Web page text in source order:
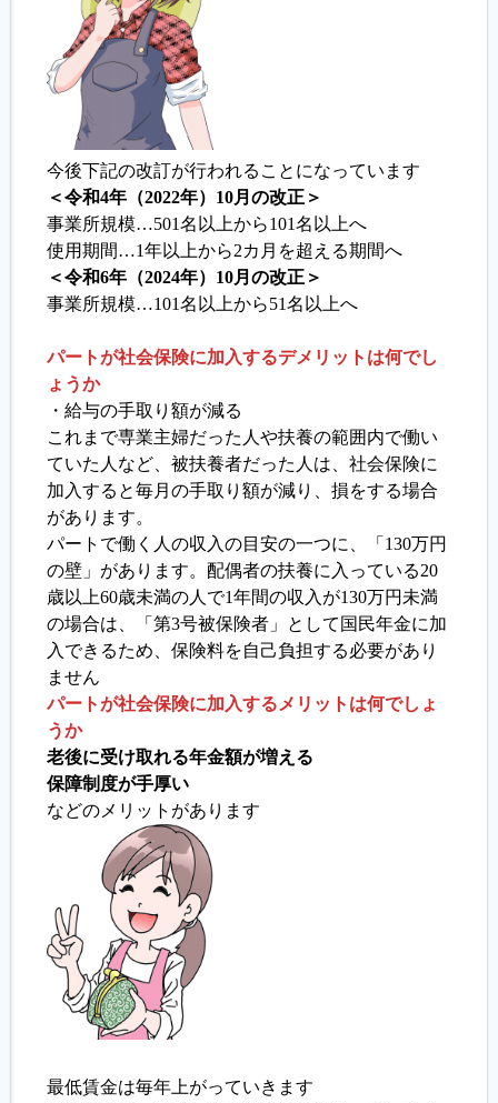
今後下記の改訂が行われることになっています
＜令和4年（2022年）10月の改正＞
事業所規模…501名以上から101名以上へ
使用期間…1年以上から2カ月を超える期間へ
＜令和6年（2024年）10月の改正＞
事業所規模…101名以上から51名以上へ
パートが社会保険に加入するデメリットは何でし
ょうか
・給与の手取り額が減る
これまで専業主婦だった人や扶養の範囲内で働い
ていた人など、被扶養者だった人は、社会保険に
加入すると毎月の手取り額が減り、損をする場合
があります。
パートで働く人の収入の目安の一つに、「130万円
の壁」があります。配偶者の扶養に入っている20
歳以上60歳未満の人で1年間の収入が130万円未満
の場合は、「第3号被保険者」として国民年金に加
入できるため、保険料を自己負担する必要があり
ません
パートが社会保険に加入するメリットは何でしょ
うか
老後に受け取れる年金額が増える
保障制度が手厚い
などのメリットがあります
最低賃金は毎年上がっていきます